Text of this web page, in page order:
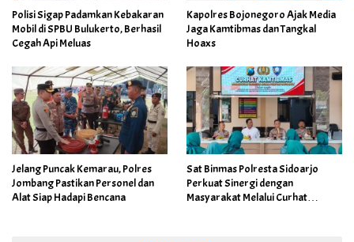
Polisi Sigap Padamkan Kebakaran
Mobil di SPBU Bulukerto, Berhasil
Cegah Api Meluas
Kapolres Bojonegoro Ajak Media
Jaga Kamtibmas dan Tangkal
Hoaxs
Jelang Puncak Kemarau, Polres
Jombang Pastikan Personel dan
Alat Siap Hadapi Bencana
Sat Binmas Polresta Sidoarjo
Perkuat Sinergi dengan
Masyarakat Melalui Curhat